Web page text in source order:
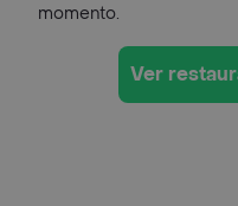
momento.
Ver